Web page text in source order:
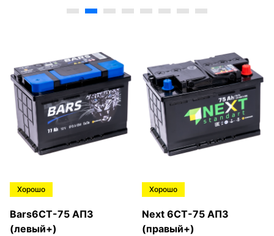
Хорошо
Bars6СТ-75 АПЗ
(левый+)
Хорошо
Next 6СТ-75 АПЗ
(правый+)